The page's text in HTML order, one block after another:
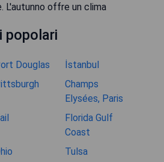
L'autunno offre un clima
popolari
Douglas
İstanbul
Champs
Elysées, Paris
Florida Gulf
Coast
Tulsa